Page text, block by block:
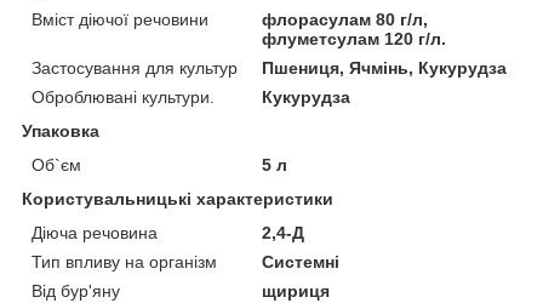
Вміст діючої речовини
флорасулам 80 г/л,
флуметсулам 120 г/л.
Застосування для культур
Пшениця, Ячмінь, Кукурудза
Оброблювані культури.
Кукурудза
Упаковка
Об`єм
5 л
Користувальницькі характеристики
Діюча речовина
2,4-Д
Тип впливу на організм
Системні
Від бур'яну
щириця